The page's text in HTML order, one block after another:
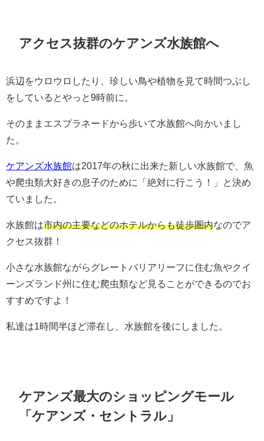
アクセス抜群のケアンズ水族館へ
浜辺をウロウロしたり、珍しい鳥や植物を見て時間つぶし
をしているとやっと9時前に。
そのままエスプラネードから歩いて水族館へ向かいまし
た。
ケアンズ水族館は2017年の秋に出来た新しい水族館で、魚
や爬虫類大好きの息子のために「絶対に行こう！」と決め
ていました。
水族館は市内の主要などのホテルからも徒歩圏内なのでア
クセス抜群！
小さな水族館ながらグレートバリアリーフに住む魚やクイ
ーンズランド州に住む爬虫類など見ることができるのでお
すすめですよ！
私達は1時間半ほど滞在し、水族館を後にしました。
ケアンズ最大のショッピングモール
「ケアンズ・セントラル」